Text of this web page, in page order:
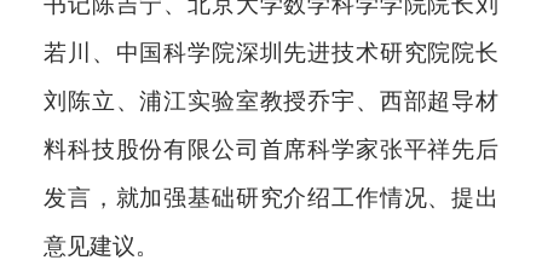
若川、中国科学院深圳先进技术研究院院长
刘陈立、浦江实验室教授乔宇、西部超导材
料科技股份有限公司首席科学家张平祥先后
发言，就加强基础研究介绍工作情况、提出
意见建议。